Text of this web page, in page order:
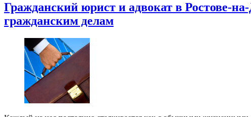
Гражданский юрист и адвокат в Ростове-
гражданским делам